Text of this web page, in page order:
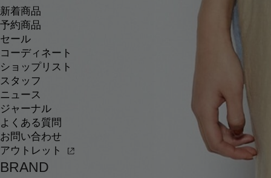
新着商品
予約商品
セール
コーディネート
ショップリスト
スタッフ
ニュース
ジャーナル
よくある質問
お問い合わせ
アウトレット
BRAND